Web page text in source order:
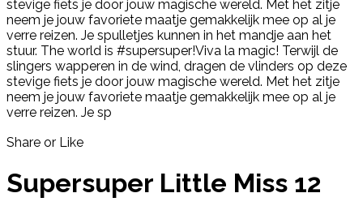
Share or Like
Supersuper Little Miss 12